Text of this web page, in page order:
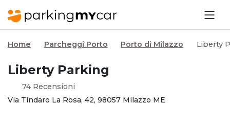
Home Parcheggi Porto Porto di Milazzo Liberty
Liberty Parking
74 Recensioni
Via Tindaro La Rosa, 42, 98057 Milazzo ME